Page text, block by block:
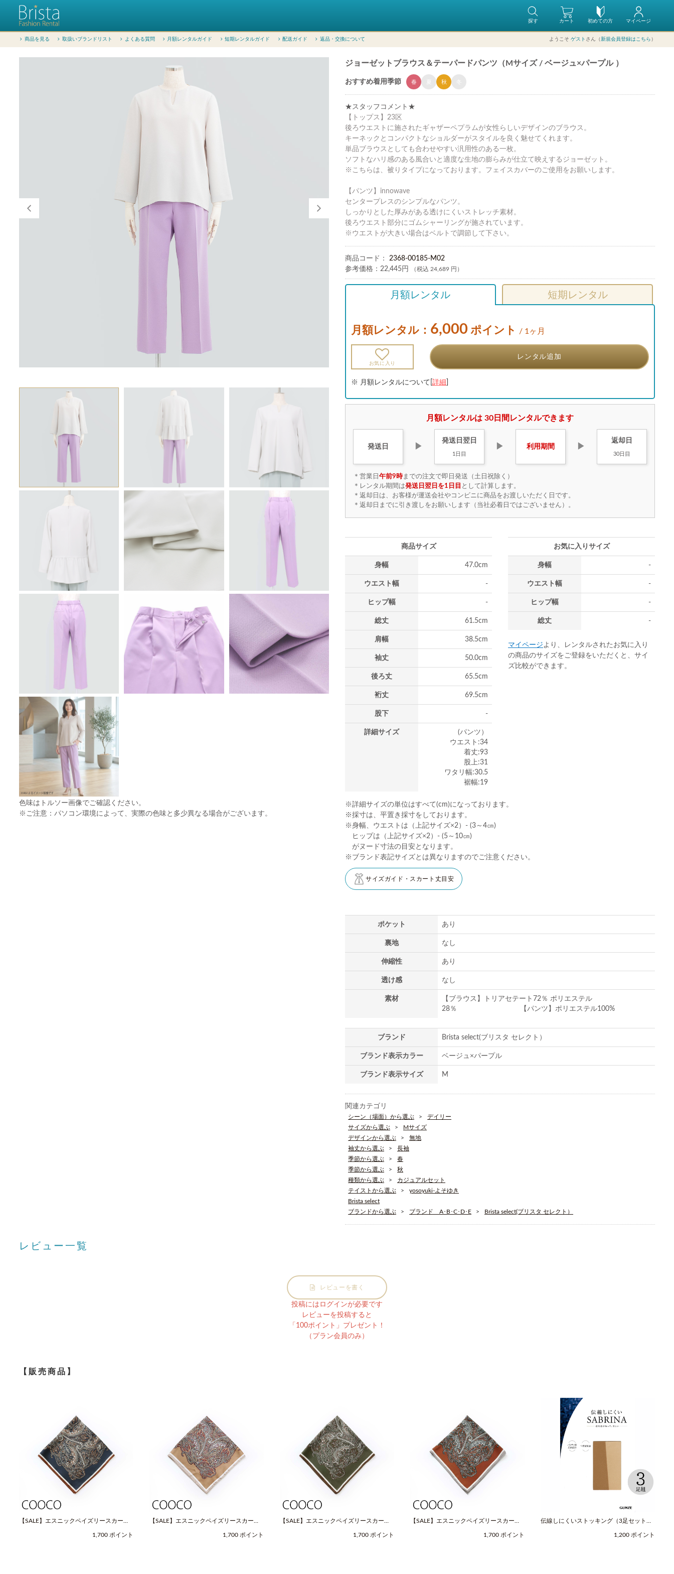
初めての方
カート マイページ
探す
商品を見る 取扱いブランドリスト よくある質問 月額レンタルガイド 短期レンタルガイド 配送ガイド 返品・交換について ようこそ ゲスト さん（新規会員登録はこちら ）
色味はトルソー画像でご確認ください。
※ご注意：パソコン環境によって、実際の色味と多少異なる場合がございます。
ジョーゼットブラウス＆テーパードパンツ（Mサイズ / ベージュ×パープル ）
おすすめ着用季節 春 秋
★スタッフコメント★
【トップス】23区
後ろウエストに施されたギャザーペプラムが女性らしいデザインのブラウス。
キーネックとコンパクトなショルダーがスタイルを良く魅せてくれます。
単品ブラウスとしても合わせやすい汎用性のある一枚。
ソフトなハリ感のある風合いと適度な生地の膨らみが仕立て映えするジョーゼット。
※こちらは、被りタイプになっております。フェイスカバーのご使用をお願いします。
【パンツ】innowave
センタープレスのシンプルなパンツ。
しっかりとした厚みがある透けにくいストレッチ素材。
後ろウエスト部分にゴムシャーリングが施されています。
※ウエストが大きい場合はベルトで調節して下さい。
商品コード： 2368-00185-M02
参考価格： 22,445円 （税込 24,689 円）
月額レンタル 短期レンタル
月額レンタル： 6,000 ポイント / 1ヶ月
お気に入り
レンタル追加
※ 月額レンタルについて[ 詳細
月額レンタルは 30日間レンタルできます
発送日 ▶
発送日 翌日
1日目
▶ 利用期間 ▶
返却日
30日目
＊営業日 午前9時までの注文で即日発送（土日祝除く）
＊レンタル期間は発送日翌日を1日目 として計算します。
＊返却日は、お客様が運送会社やコンビニに商品をお渡しいただく日です。
＊返却日までに引き渡しをお願いします（当社必着日ではございません）。
商品サイズ
身幅 47.0cm
ウエスト幅 -
ヒップ幅 -
総丈 61.5cm
肩幅 38.5cm
袖丈 50.0cm
後ろ丈 65.5cm
裄丈 69.5cm
股下 -
詳細サイズ
(パンツ）
ウエスト:34
着丈:93
股上:31
ワタリ幅:30.5
裾幅:19
お気に入りサイズ
身幅 -
ウエスト幅 -
ヒップ幅 -
総丈 -
マイページより、レンタルされたお気に入り
の商品のサイズをご登録をいただくと、サイ
ズ比較ができます。
※詳細サイズの単位はすべて(cm)になっております。
※採寸は、平置き採寸をしております。
※身幅、ウエストは（上記サイズ×2）- (3～4㎝)
ヒップは（上記サイズ×2）- (5～10㎝)
がヌード寸法の目安となります。
※ブランド表記サイズとは異なりますのでご注意ください。
サイズガイド・スカート丈目安
ポケット あり
裏地 なし
伸縮性 あり
透け感 なし
素材
【ブラウス】トリアセテート72％ ポリエステル
28％ 【パンツ】ポリエステル100%
ブランド Brista select(ブリスタ セレクト）
ブランド表示カラー ベージュ×パープル
ブランド表示サイズ M
関連カテゴリ
シーン（場面）から選ぶ
デイリー
サイズから選ぶ
Mサイズ
デザインから選ぶ
無地
袖丈から選ぶ
長袖
季節から選ぶ
春
季節から選ぶ
秋
種類から選ぶ
カジュアルセット
テイストから選ぶ
yosoyuki-よそゆき
Brista select
ブランドから選ぶ
ブランド A･B･C･D･E Brista select(ブリスタ セレクト）
レビュー一覧
レビューを書く
投稿にはログインが必要です
レビューを投稿すると
「100ポイント」プレゼント！
（プラン会員のみ）
【販売商品】
【SALE】エスニックペイズリースカーフ
1,700 ポイント
【SALE】エスニックペイズリースカーフ
1,700 ポイント
【SALE】エスニックペイズリースカーフ
1,700 ポイント
【SALE】エスニックペイズリースカーフ
1,700 ポイント
伝線しにくいストッキング（3足セット）
1,200 ポイント